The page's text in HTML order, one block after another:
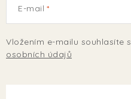
E-mail
Vložením e-mailu souhlasíte s
osobních údajů